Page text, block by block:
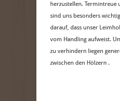
herzustellen. Termintreue
sind uns besonders
darauf, dass unser
vom Handling aufweist.
zu verhindern liegen
zwischen den Hölzern .